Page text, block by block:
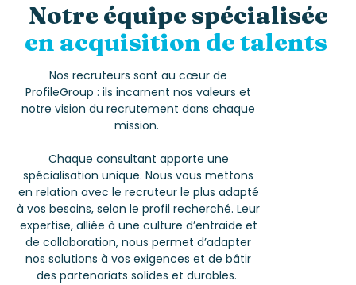
Notre équipe spécialisée
en acquisition de talents
Nos recruteurs sont au cœur de
ProfileGroup : ils incarnent nos valeurs et
notre vision du recrutement dans chaque
mission.
Chaque consultant apporte une
spécialisation unique. Nous vous mettons
en relation avec le recruteur le plus adapté
à vos besoins, selon le profil recherché. Leur
expertise, alliée à une culture d’entraide et
de collaboration, nous permet d’adapter
nos solutions à vos exigences et de bâtir
des partenariats solides et durables.